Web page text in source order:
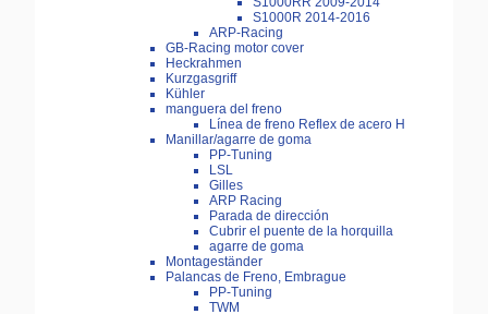
S1000R 2014-2016
ARP-Racing
GB-Racing motor cover
Heckrahmen
Kurzgasgriff
Kühler
manguera del freno
Línea de freno Reflex de acero H
Manillar/agarre de goma
PP-Tuning
LSL
Gilles
ARP Racing
Parada de dirección
Cubrir el puente de la horquilla
agarre de goma
Montageständer
Palancas de Freno, Embrague
PP-Tuning
TWM